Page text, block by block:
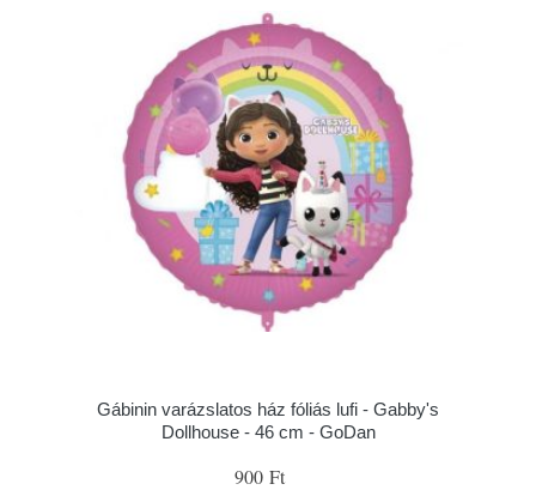
Gábinin varázslatos ház fóliás lufi - Gabby's
Dollhouse - 46 cm - GoDan
900 Ft